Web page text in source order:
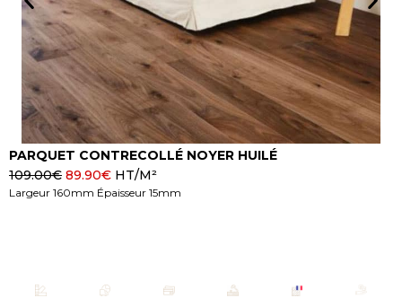
PARQUET CONTRECOLLÉ NOYER HUILÉ
109.00€ 89.90€ HT/M²
Largeur 160mm Épaisseur 15mm